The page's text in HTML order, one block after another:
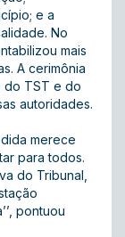
e a
No
mais
A cerimônia
do TST e do
autoridades.
merece
para todos.
do Tribunal,
pontuou